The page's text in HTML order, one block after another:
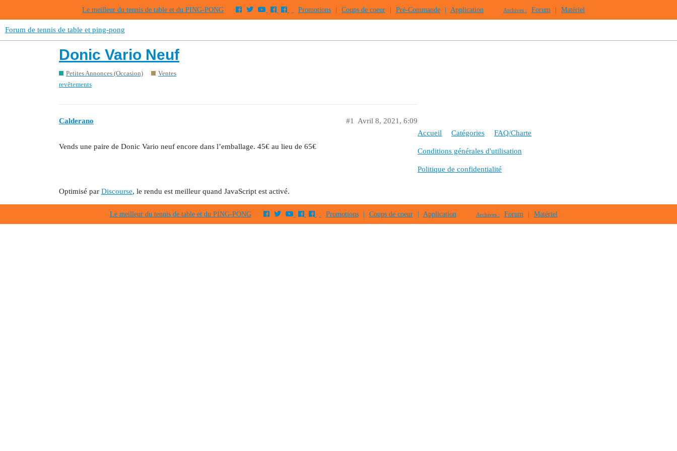
Le meilleur du tennis de table et du PING-PONG Promotions Coups de coeur Pré-Commande Application Archives : Forum Matériel
Forum de tennis de table et ping-pong
Donic Vario Neuf
Petites Annonces (Occasion)
Ventes
revêtements
Calderano Avril 8, 2021, 6:09
#1
Vends une paire de Donic Vario neuf encore dans l’emballage. 45€ au lieu de 65€
Accueil Catégories FAQ/Charte
Conditions générales d'utilisation
Politique de confidentialité
Optimisé par Discourse, le rendu est meilleur quand JavaScript est activé.
Le meilleur du tennis de table et du PING-PONG Promotions | Coups de coeur | Application Archives : Forum | Matériel